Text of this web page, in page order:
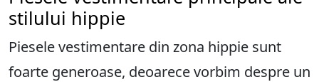
stilului hippie
Piesele vestimentare din zona hippie sunt
foarte generoase, deoarece vorbim despre un